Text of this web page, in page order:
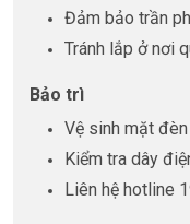
Đảm bảo trần
Tránh lắp ở nơi
Bảo trì
Vệ sinh mặt
Kiểm tra dây
Liên hệ hotline